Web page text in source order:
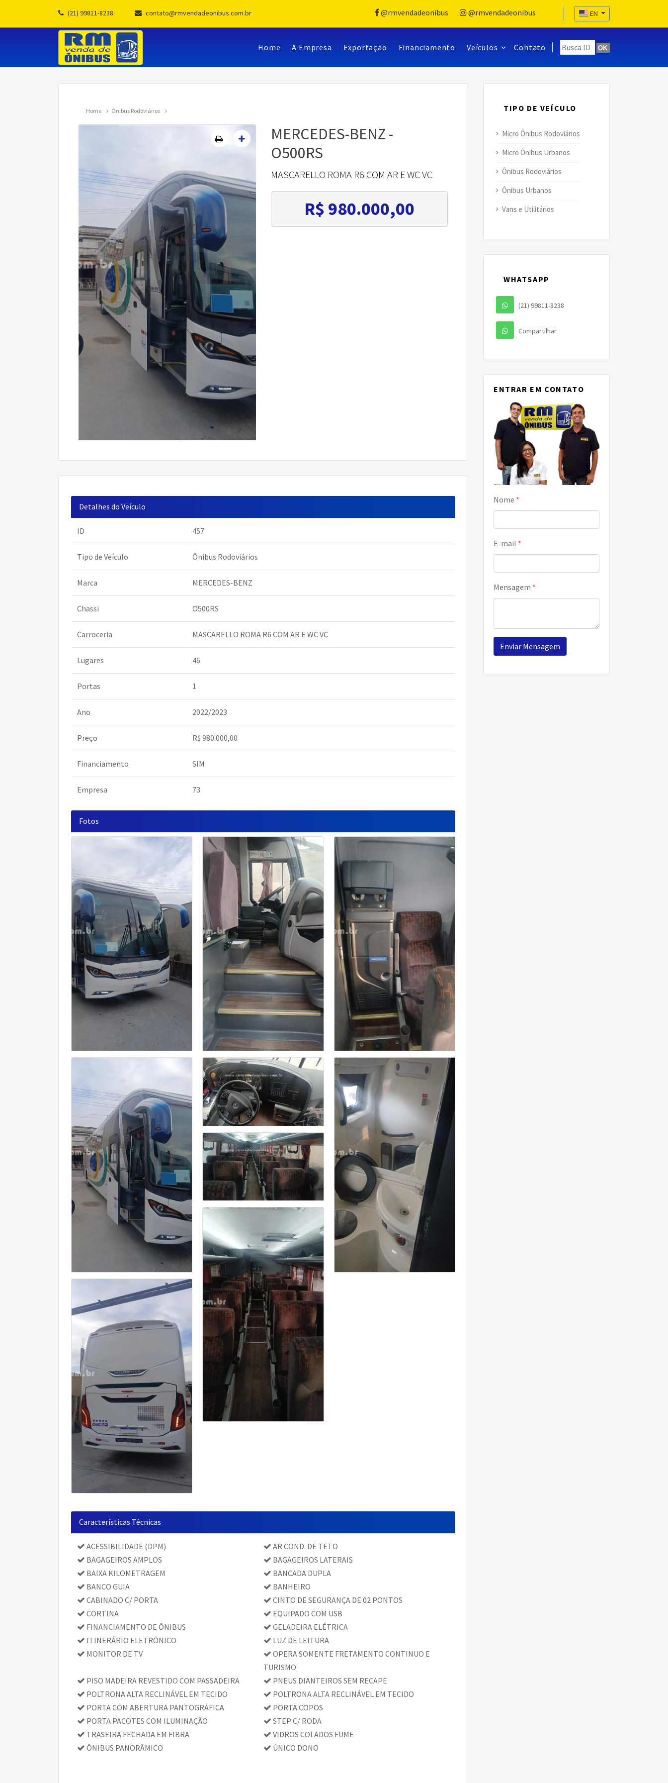
(21) 99811-8238 contato@rmvendadeonibus.com.br @rmvendadeonibus @rmvendadeonibus EN
Home A Empresa Exportação Financiamento Veículos Contato OK
Home Ônibus Rodoviários
MERCEDES-BENZ -
O500RS
MASCARELLO ROMA R6 COM AR E WC VC
R$ 980.000,00
Detalhes do Veículo
ID 457
Tipo de Veículo Ônibus Rodoviários
Marca MERCEDES-BENZ
Chassi O500RS
Carroceria MASCARELLO ROMA R6 COM AR E WC VC
Lugares 46
Portas 1
Ano 2022/2023
Preço R$ 980.000,00
Financiamento SIM
Empresa 73
Fotos
Características Técnicas
ACESSIBILIDADE (DPM)
AR COND. DE TETO
BAGAGEIROS AMPLOS
BAGAGEIROS LATERAIS
BAIXA KILOMETRAGEM
BANCADA DUPLA
BANCO GUIA
BANHEIRO
CABINADO C/ PORTA
CINTO DE SEGURANÇA DE 02 PONTOS
CORTINA
EQUIPADO COM USB
FINANCIAMENTO DE ÔNIBUS
GELADEIRA ELÉTRICA
ITINERÁRIO ELETRÔNICO
LUZ DE LEITURA
MONITOR DE TV
OPERA SOMENTE FRETAMENTO CONTINUO E
TURISMO
PISO MADEIRA REVESTIDO COM PASSADEIRA
PNEUS DIANTEIROS SEM RECAPE
POLTRONA ALTA RECLINÁVEL EM TECIDO
POLTRONA ALTA RECLINÁVEL EM TECIDO
PORTA COM ABERTURA PANTOGRÁFICA
PORTA COPOS
PORTA PACOTES COM ILUMINAÇÃO
STEP C/ RODA
TRASEIRA FECHADA EM FIBRA
VIDROS COLADOS FUME
ÔNIBUS PANORÂMICO
ÚNICO DONO
TIPO DE VEÍCULO
Micro Ônibus Rodoviários
Micro Ônibus Urbanos
Ônibus Rodoviários
Ônibus Urbanos
Vans e Utilitários
WHATSAPP
(21) 99811-8238
Compartilhar
ENTRAR EM CONTATO
Nome *
E-mail *
Mensagem *
Enviar Mensagem